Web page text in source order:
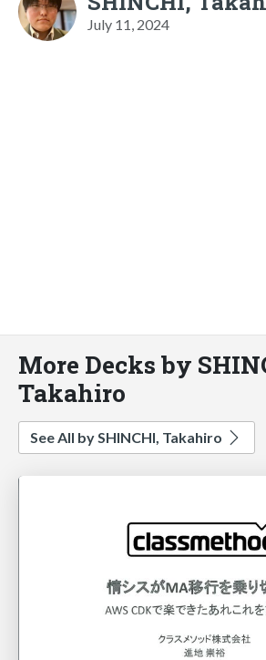
July 11, 2024
More Decks by
Takahiro
See All by SHINCHI, Takahiro